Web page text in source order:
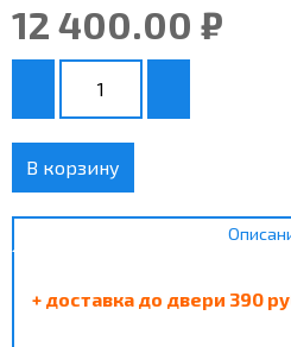
12 400.00 ₽
В корзину
+ доставка до двери 390